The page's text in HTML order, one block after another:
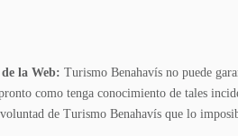
la Web: Turismo Benahavís no puede
como tenga conocimiento de tales
voluntad de Turismo Benahavís que lo